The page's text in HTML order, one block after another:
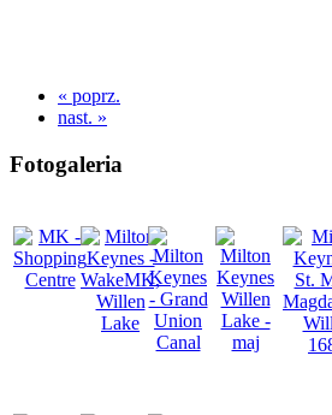
« poprz.
nast. »
Fotogaleria